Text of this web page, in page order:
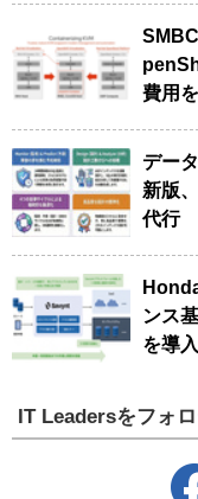
費用
デー
新版
代行
ンス
を導入
IT Leadersをフォ